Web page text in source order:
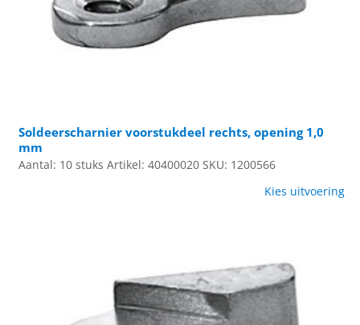
Soldeerscharnier voorstukdeel rechts, opening 1,0
mm
Aantal: 10 stuks Artikel: 40400020 SKU: 1200566
Kies uitvoering